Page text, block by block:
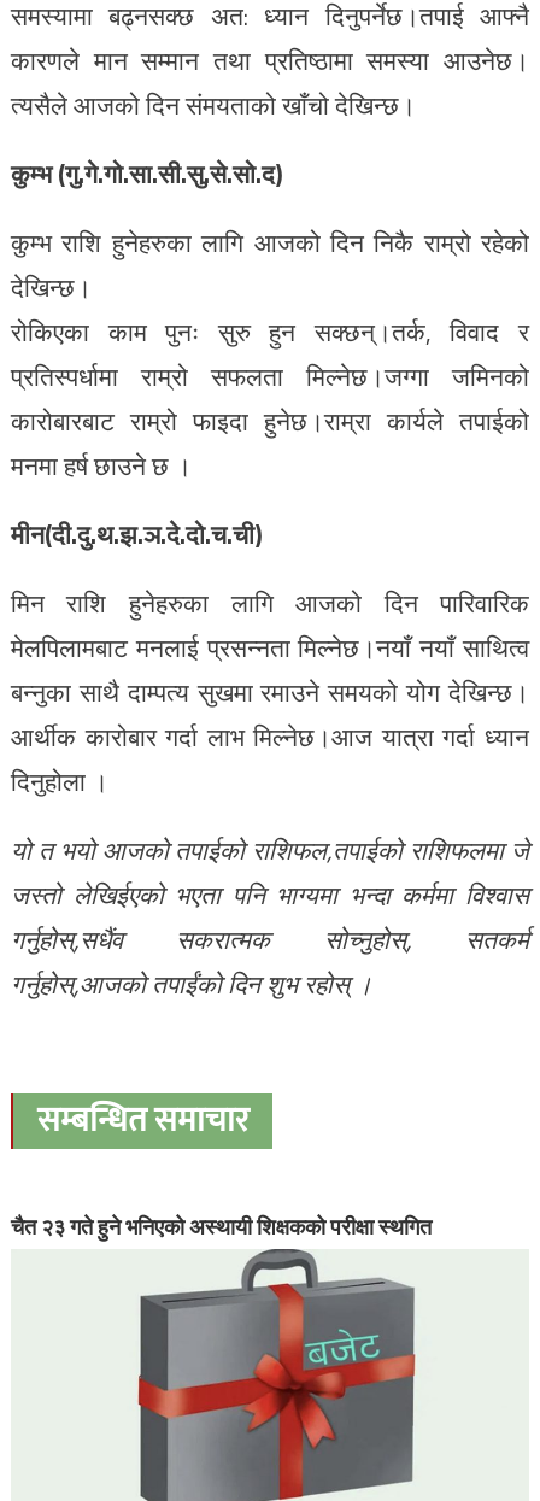
समस्यामा बढ्नसक्छ अत: ध्यान दिनुपर्नेछ।तपाई आफ्नै
कारणले मान सम्मान तथा प्रतिष्ठामा समस्या आउनेछ।
त्यसैले आजको दिन संमयताको खाँचो देखिन्छ।
कुम्भ (गु.गे.गो.सा.सी.सु.से.सो.द)
कुम्भ राशि हुनेहरुका लागि आजको दिन निकै राम्रो रहेको
देखिन्छ।
रोकिएका काम पुनः सुरु हुन सक्छन्।तर्क, विवाद र
प्रतिस्पर्धामा राम्रो सफलता मिल्नेछ।जग्गा जमिनको
कारोबारबाट राम्रो फाइदा हुनेछ।राम्रा कार्यले तपाईको
मनमा हर्ष छाउने छ ।
मीन(दी.दु.थ.झ.ञ.दे.दो.च.ची)
मिन राशि हुनेहरुका लागि आजको दिन पारिवारिक
मेलपिलामबाट मनलाई प्रसन्नता मिल्नेछ।नयाँ नयाँ साथित्व
बन्नुका साथै दाम्पत्य सुखमा रमाउने समयको योग देखिन्छ।
आर्थीक कारोबार गर्दा लाभ मिल्नेछ।आज यात्रा गर्दा ध्यान
दिनुहोला ।
यो त भयो आजको तपाईको राशिफल,तपाईको राशिफलमा जे
जस्तो लेखिईएको भएता पनि भाग्यमा भन्दा कर्ममा विश्वास
गर्नुहोस्,सधैंव सकरात्मक सोच्नुहोस्, सतकर्म
गर्नुहोस्,आजको तपाईंको दिन शुभ रहोस् ।
सम्बन्धित समाचार
चैत २३ गते हुने भनिएको अस्थायी शिक्षकको परीक्षा स्थगित